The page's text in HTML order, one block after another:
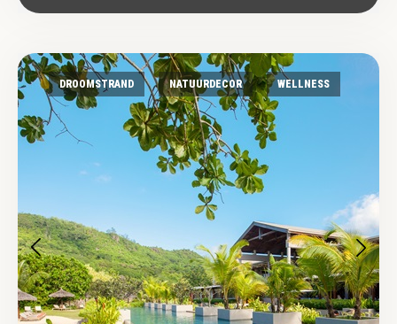
DROOMSTRAND NATUURDECOR WELLNESS